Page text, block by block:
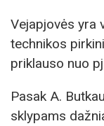
Vejapjovės yra
technikos
priklauso nuo
Pasak A.
sklypams